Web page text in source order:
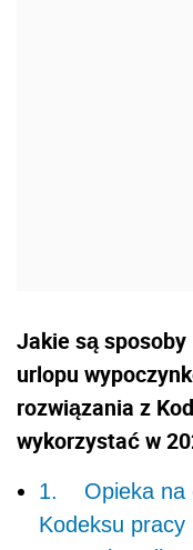
Jakie są
urlopu
rozwiązania z
wykorzystać w
1. Opieka na
Kodeksu pracy